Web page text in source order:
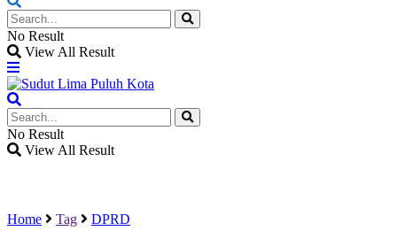
No Result
View All Result
No Result
View All Result
Home Tag DPRD